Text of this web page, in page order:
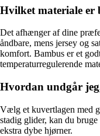
Hvilket materiale er
Det afhænger af dine
åndbare, mens jersey og
komfort. Bambus er et
temperaturregulerende
Hvordan undgår
Vælg et kuvertlagen med
stadig glider, kan du
ekstra dybe hjørner.